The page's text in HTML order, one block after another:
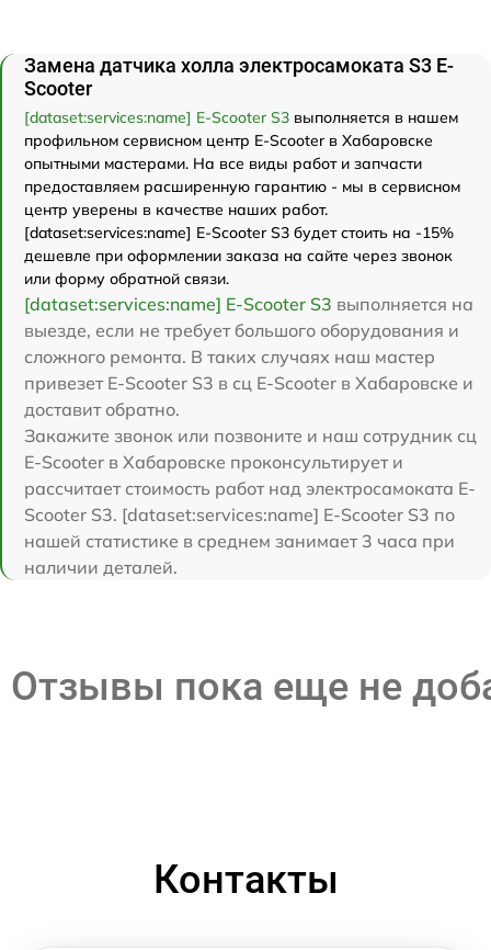
Замена датчика холла электросамоката S3 E-
Scooter
[dataset:services:name] E-Scooter S3 выполняется в нашем
профильном сервисном центр E-Scooter в Хабаровске
опытными мастерами. На все виды работ и запчасти
предоставляем расширенную гарантию - мы в сервисном
центр уверены в качестве наших работ.
[dataset:services:name] E-Scooter S3 будет стоить на -15%
дешевле при оформлении заказа на сайте через звонок
или форму обратной связи.
[dataset:services:name] E-Scooter S3 выполняется на
выезде, если не требует большого оборудования и
сложного ремонта. В таких случаях наш мастер
привезет E-Scooter S3 в сц E-Scooter в Хабаровске и
доставит обратно.
Закажите звонок или позвоните и наш сотрудник сц
E-Scooter в Хабаровске проконсультирует и
рассчитает стоимость работ над электросамоката E-
Scooter S3. [dataset:services:name] E-Scooter S3 по
нашей статистике в среднем занимает 3 часа при
наличии деталей.
Отзывы пока еще не
Контакты